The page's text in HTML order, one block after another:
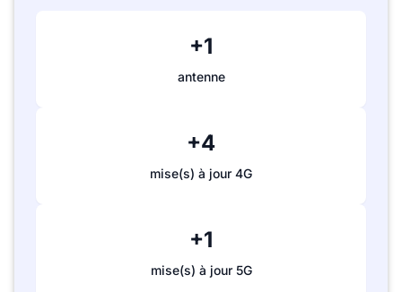
+1
antenne
+4
mise(s) à jour 4G
+1
mise(s) à jour 5G